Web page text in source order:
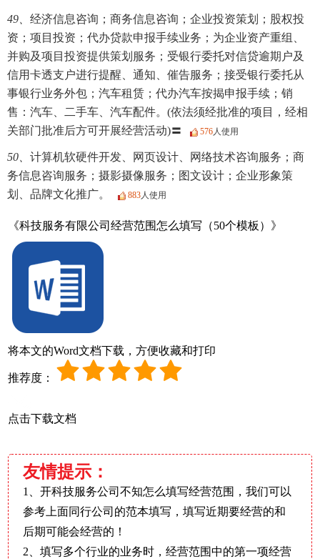
49、 经济信息咨询；商务信息咨询；企业投资策划；股权投
资；项目投资；代办贷款申报手续业务；为企业资产重组、
并购及项目投资提供策划服务；受银行委托对信贷逾期户及
信用卡透支户进行提醒、通知、催告服务；接受银行委托从
事银行业务外包；汽车租赁；代办汽车按揭申报手续；销
售：汽车、二手车、汽车配件。(依法须经批准的项目，经相
关部门批准后方可开展经营活动)〓
576人使用
50、 计算机软硬件开发、网页设计、网络技术咨询服务；商
务信息咨询服务；摄影摄像服务；图文设计；企业形象策
划、品牌文化推广。
883人使用
《科技服务有限公司经营范围怎么填写（50个模板）》
将本文的Word文档下载，方便收藏和打印
推荐度：
点击下载文档
友情提示：
1、开科技服务公司不知怎么填写经营范围，我们可以
参考上面同行公司的范本填写，填写近期要经营的和
后期可能会经营的！
2、填写多个行业的业务时，经营范围中的第一项经营